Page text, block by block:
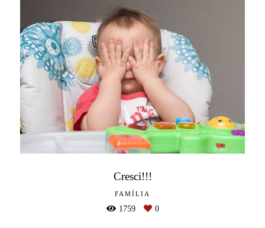
Cresci!!!
FAMÍLIA
1759 0